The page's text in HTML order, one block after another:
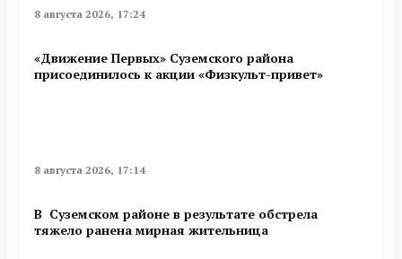
8 августа 2026, 17:24
«Движение Первых» Суземского района
присоединилось к акции «Физкульт-привет»
8 августа 2026, 17:14
В Суземском районе в результате обстрела
тяжело ранена мирная жительница